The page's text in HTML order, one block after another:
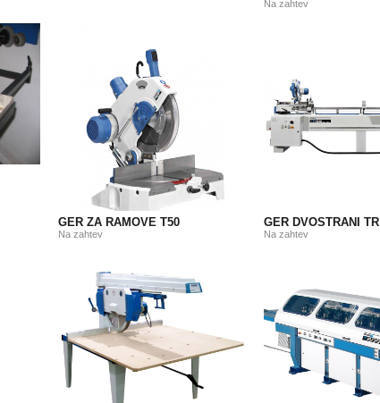
Na zahtev
GER ZA RAMOVE T50
Na zahtev
GER DVOSTRANI TR
Na zahtev